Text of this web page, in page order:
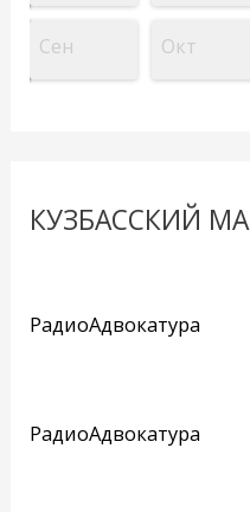
Сен Окт
КУЗБАССКИЙ
РадиоАдвокатура
РадиоАдвокатура